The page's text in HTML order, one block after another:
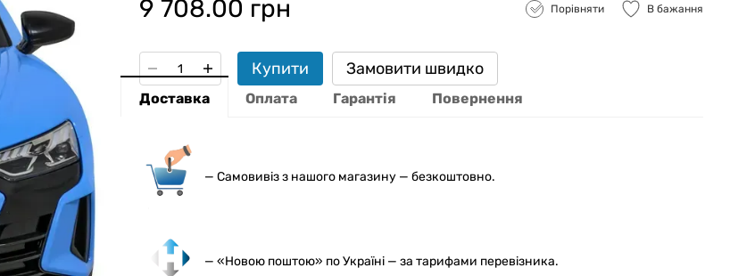
9 708.00 грн Порівняти В бажання
Купити Замовити швидко
Доставка Оплата Гарантія Повернення
— Самовивіз з нашого магазину — безкоштовно.
— «Новою поштою» по Україні — за тарифами перевізника.